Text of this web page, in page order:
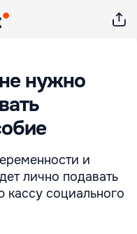
нужно
и
лично подавать
социального